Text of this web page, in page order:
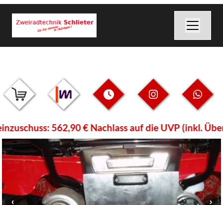
562,90 € Nachlass auf die UVP (inkl.